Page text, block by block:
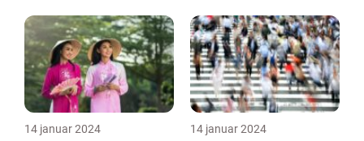
14 januar 2024 14 januar 2024